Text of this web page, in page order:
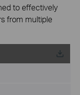
to effectively
from multiple